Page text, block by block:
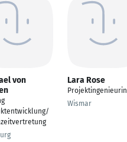
von
Lara Rose
Projektingenieurin
Wismar